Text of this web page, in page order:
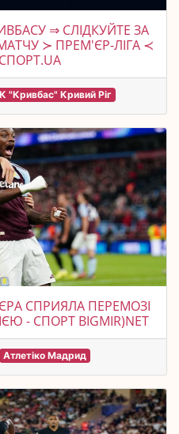
⇒ СЛІДКУЙТЕ ЗА
≻ ПРЕМ'ЄР-ЛІГА ≺
"Кривбас" Кривий Ріг
СПРИЯЛА ПЕРЕМОЗІ
- СПОРТ BIGMIR)NET
Атлетіко Мадрид